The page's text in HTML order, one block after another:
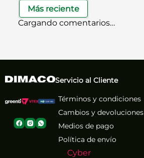
Más reciente
Cargando comentarios…
Servicio al Cliente
Términos y condiciones
Cambios y devoluciones
Medios de pago
Política de envío
Cyber